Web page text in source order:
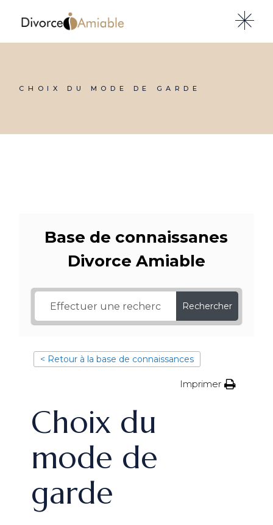
CHOIX DU MODE DE GARDE
Base de connaissanes
Divorce Amiable
Rechercher
< Retour à la base de connaissances
Imprimer
Choix du
mode de
garde